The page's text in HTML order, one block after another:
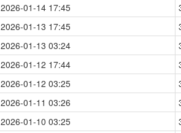
2026-01-14 17:45
2026-01-13 17:45
2026-01-13 03:24
2026-01-12 17:44
2026-01-12 03:25
2026-01-11 03:26
2026-01-10 03:25